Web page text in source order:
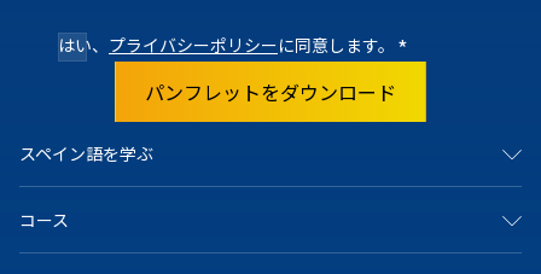
スペイン語を学ぶ
マドリード
コース
はい、 プライバシーポリシーに同意します。
*
パンフレットをダウンロード